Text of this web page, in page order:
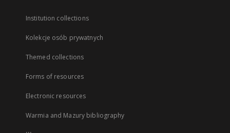
Institution collections
Kolekcje osób prywatnych
Themed collections
Forms of resources
Electronic resources
Warmia and Mazury bibliography
...